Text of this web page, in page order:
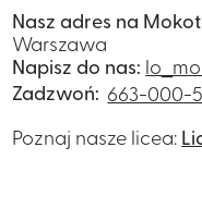
Nasz adres na
Warszawa
Napisz do nas:
Zadzwoń: 663-000-
Poznaj nasze licea: